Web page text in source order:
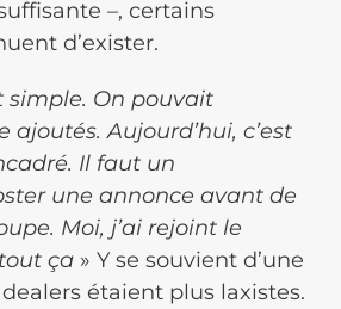
–, certains
d’exister.
simple. On pouvait
Aujourd’hui, c’est
Il faut un
une annonce avant de
Moi, j’ai rejoint le
ça » Y se souvient d’une
étaient plus laxistes.